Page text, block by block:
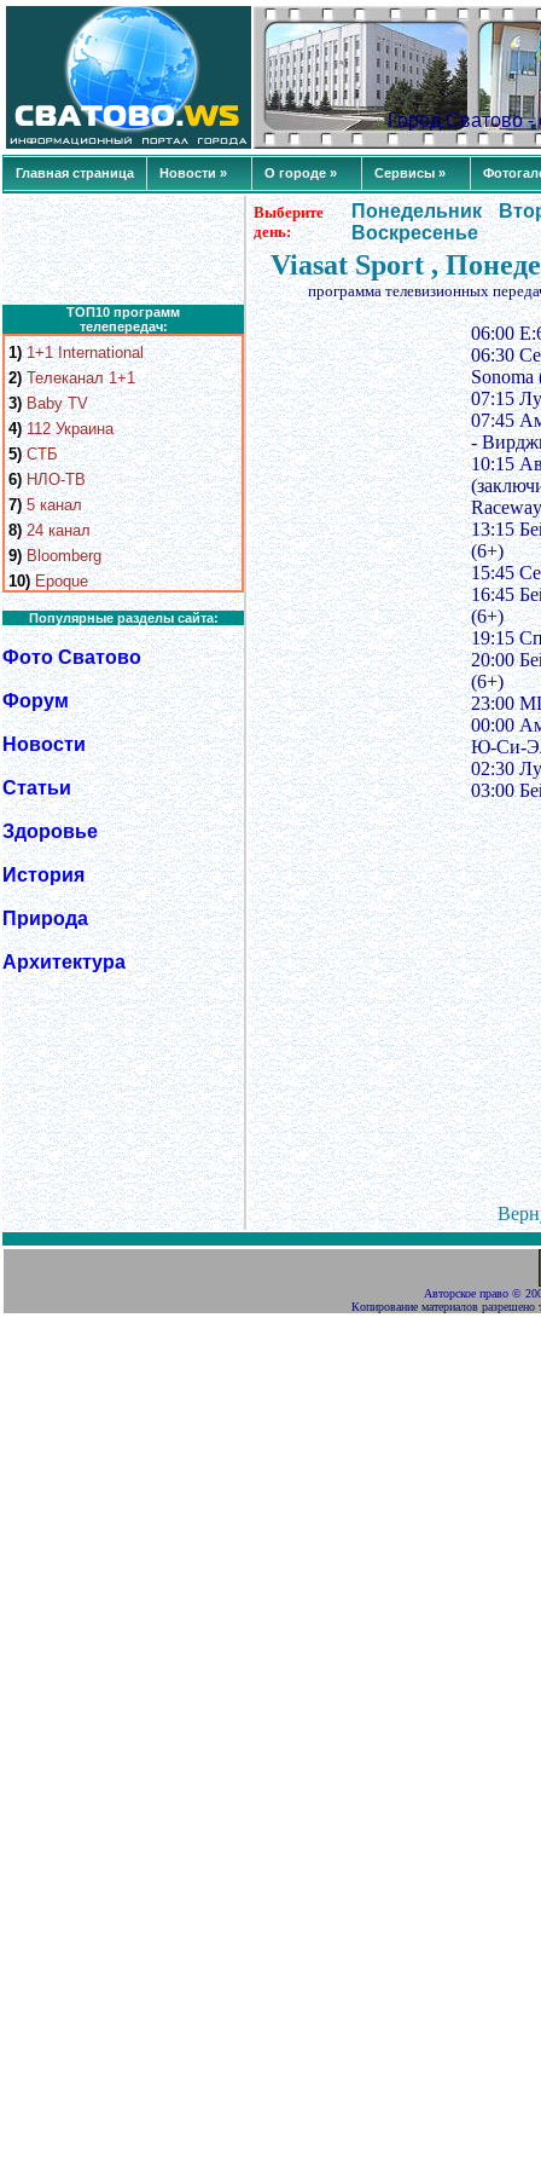
Город Сватово
Главная страница Новости » О городе » Сервисы »
ТОП10 программ
телепередач:
1) 1+1 International
2) Телеканал 1+1
3) Baby TV
4) 112 Украина
5) СТБ
6) НЛО-ТВ
7) 5 канал
8) 24 канал
9) Bloomberg
10) Epoque
Популярные разделы сайта:
Фото Сватово
Форум
Новости
Статьи
Здоровье
История
Природа
Архитектура
Выберите
день:
Понедельник
Воскресенье
Viasat Sport ,
программа телевизионных
06:00
06:30
Sonoma
07:15
07:45
-
10:15
13:15
(6+)
15:45
16:45
(6+)
19:15
20:00
(6+)
23:00
00:00
Ю-Си-
02:30
03:00
Авторское право ©
Копирование материалов